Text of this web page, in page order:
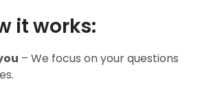
it works:
– We focus on your questions